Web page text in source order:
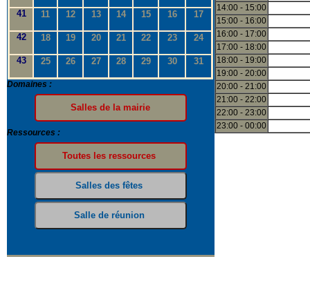
41 11 12 13 14 15 16 17
42 18 19 20 21 22 23 24
43 25 26 27 28 29 30 31
Domaines :
Ressources :
14:00 - 15:00
15:00 - 16:00
16:00 - 17:00
17:00 - 18:00
18:00 - 19:00
19:00 - 20:00
20:00 - 21:00
21:00 - 22:00
22:00 - 23:00
23:00 - 00:00